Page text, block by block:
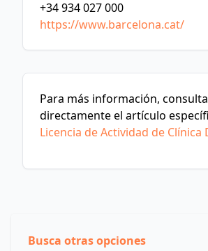
+34 934 027 000
https://www.barcelona.cat/
Para más información, consulta
directamente el artículo
Licencia de Actividad de Clínica
Busca otras opciones